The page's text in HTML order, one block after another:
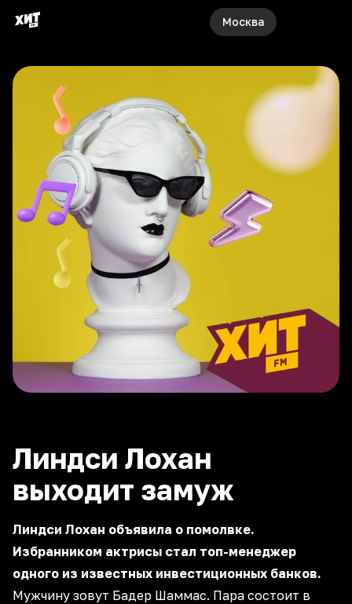
Москва
Линдси Лохан
выходит замуж
Линдси Лохан объявила о помолвке.
Избранником актрисы стал топ-менеджер
одного из известных инвестиционных банков.
Мужчину зовут Бадер Шаммас. Пара состоит в